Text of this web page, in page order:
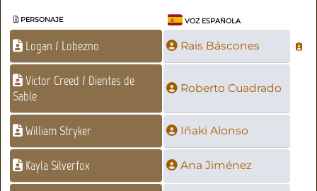
PERSONAJE VOZ ESPAÑOLA
Logan / Lobezno Rais Báscones
Victor Creed / Dientes de
Sable
Roberto Cuadrado
William Stryker Iñaki Alonso
Kayla Silverfox Ana Jiménez